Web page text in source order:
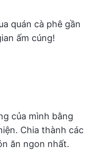
quán cà phê gần
ấm cúng!
của mình bằng
Chia thành các
ăn ngon nhất.